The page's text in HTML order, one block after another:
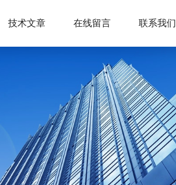
技术文章 在线留言 联系我们